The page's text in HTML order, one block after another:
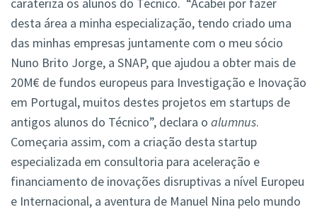
carateriza os alunos do Técnico. “Acabei por fazer
desta área a minha especialização, tendo criado uma
das minhas empresas juntamente com o meu sócio
Nuno Brito Jorge, a SNAP, que ajudou a obter mais de
20M€ de fundos europeus para Investigação e Inovação
em Portugal, muitos destes projetos em startups de
antigos alunos do Técnico”, declara o alumnus.
Começaria assim, com a criação desta startup
especializada em consultoria para aceleração e
financiamento de inovações disruptivas a nível Europeu
e Internacional, a aventura de Manuel Nina pelo mundo